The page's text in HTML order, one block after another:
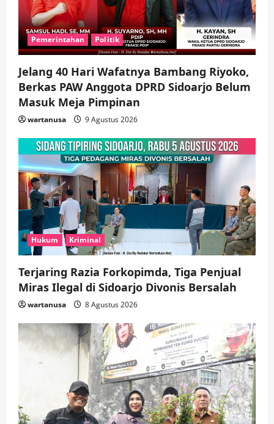
Pemerintahan Politik
Jelang 40 Hari Wafatnya Bambang Riyoko,
Berkas PAW Anggota DPRD Sidoarjo Belum
Masuk Meja Pimpinan ​
wartanusa 9 Agustus 2026
Hukum Kriminal
Terjaring Razia Forkopimda, Tiga Penjual
Miras Ilegal di Sidoarjo Divonis Bersalah
wartanusa 8 Agustus 2026